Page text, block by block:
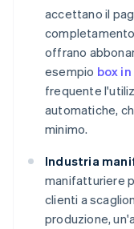
accettano il
offrano
esempio box
frequente
automatiche,
minimo.
Industria
manifatturiere
clienti a
produzione,